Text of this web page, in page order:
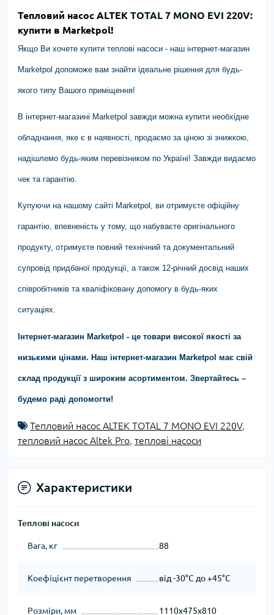
Тепловий насос ALTEK TOTAL 7 MONO EVI 220V:
купити в Marketpol!
Якщо Ви хочете купити теплові насоси - наш інтернет-магазин
Marketpol допоможе вам знайти ідеальне рішення для будь-
якого типу Вашого приміщення!
В інтернет-магазині Marketpol завжди можна купити необхідне
обладнання, яке є в наявності, продаємо за ціною зі знижкою,
надішлемо будь-яким перевізником по Україні! Завжди видаємо
чек та гарантію.
Купуючи на нашому сайті Marketpol, ви отримуєте офіційну
гарантію, впевненість у тому, що набуваєте оригінального
продукту, отримуєте повний технічний та документальний
супровід придбаної продукції, а також 12-річний досвід наших
співробітників та кваліфіковану допомогу в будь-яких
ситуаціях.
Інтернет-магазин Marketpol - це товари високої якості за
низькими цінами. Наш інтернет-магазин Marketpol має свій
склад продукції з широким асортиментом. Звертайтесь –
будемо раді допомогти!
Тепловий насос ALTEK TOTAL 7 MONO EVI 220V,
тепловий насос Altek Pro теплові насоси
Характеристики
Теплові насоси
Вага, кг 88
Коефіцієнт перетворення від -30°С до +45°С
Розміри, мм 1110x475x810